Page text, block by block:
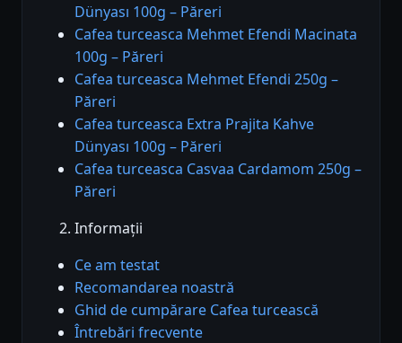
Dünyası 100g – Păreri
Cafea turceasca Mehmet Efendi Macinata
100g – Păreri
Cafea turceasca Mehmet Efendi 250g –
Păreri
Cafea turceasca Extra Prajita Kahve
Dünyası 100g – Păreri
Cafea turceasca Casvaa Cardamom 250g –
Păreri
Informații
Ce am testat
Recomandarea noastră
Ghid de cumpărare Cafea turcească
Întrebări frecvente